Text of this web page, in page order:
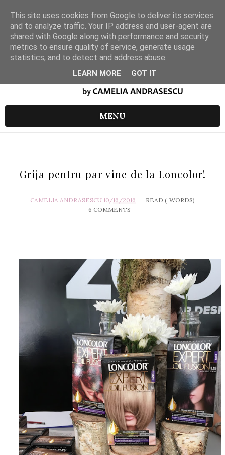
MENU
Grija pentru par vine de la Loncolor!
CAMELIA ANDRASESCU 10/16/2016 READ ( WORDS)
6 COMMENTS
This site uses cookies from Google to deliver its services
and to analyze traffic. Your IP address and user-agent are
shared with Google along with performance and security
metrics to ensure quality of service, generate usage
statistics, and to detect and address abuse.
LEARN MORE GOT IT